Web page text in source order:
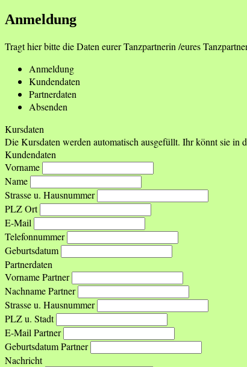
Anmeldung
Tragt hier bitte die Daten eurer Tanzpartnerin /eures
Anmeldung
Kundendaten
Partnerdaten
Absenden
Kursdaten
Die Kursdaten werden automatisch ausgefüllt. Ihr könnt sie in
Kundendaten
Vorname
Name
Strasse u. Hausnummer
PLZ Ort
E-Mail
Telefonnummer
Geburtsdatum
Partnerdaten
Vorname Partner
Nachname Partner
Strasse u. Hausnummer
PLZ u. Stadt
E-Mail Partner
Geburtsdatum Partner
Nachricht